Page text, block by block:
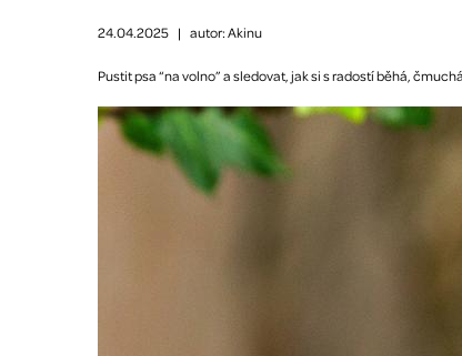
24.04.2025 | autor: Akinu
Pustit psa “na volno” a sledovat, jak si s radostí běhá,